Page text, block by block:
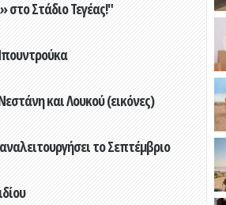
Στάδιο Τεγέας!"
και Λουκού (εικόνες)
το Σεπτέμβριο